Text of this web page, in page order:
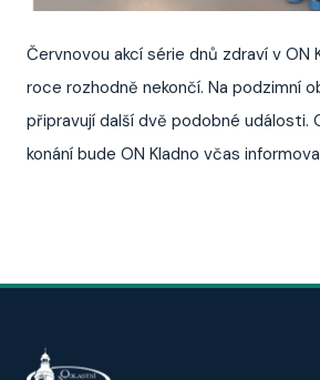
Červnovou akcí série dnů zdraví v ON
roce rozhodně nekončí. Na podzimní
připravují další dvě podobné události.
konání bude ON Kladno včas